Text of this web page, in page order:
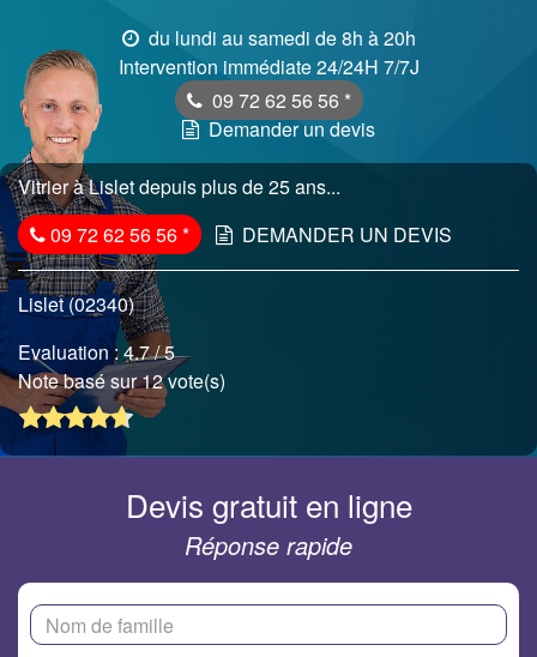
du lundi au samedi de 8h à 20h
Intervention immédiate 24/24H 7/7J
09 72 62 56 56 *
Demander un devis
Vitrier à Lislet depuis plus de 25 ans...
09 72 62 56 56* DEMANDER UN DEVIS
Lislet (02340)
Evaluation :4.7/ 5
Note basé sur 12 vote(s)
Devis gratuit en ligne
Réponse rapide